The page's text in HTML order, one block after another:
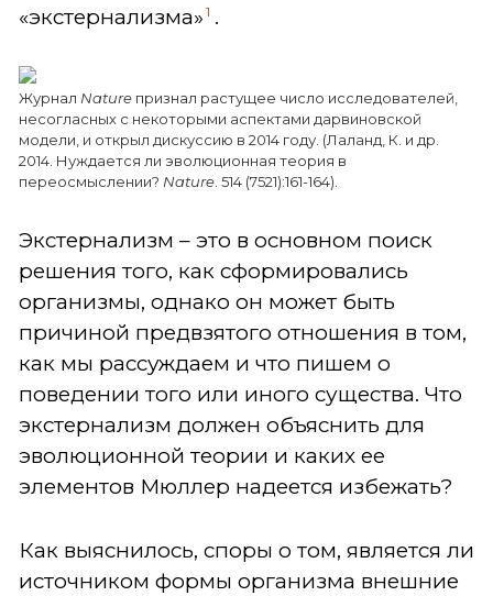
«экстернализма» 1 .
Журнал Nature признал растущее число исследователей,
несогласных с некоторыми аспектами дарвиновской
модели, и открыл дискуссию в 2014 году. (Лаланд, К. и др.
2014. Нуждается ли эволюционная теория в
переосмыслении? Nature . 514 (7521):161-164).
Экстернализм – это в основном поиск
решения того, как сформировались
организмы, однако он может быть
причиной предвзятого отношения в том,
как мы рассуждаем и что пишем о
поведении того или иного существа. Что
экстернализм должен объяснить для
эволюционной теории и каких ее
элементов Мюллер надеется избежать?
Как выяснилось, споры о том, является ли
источником формы организма внешние